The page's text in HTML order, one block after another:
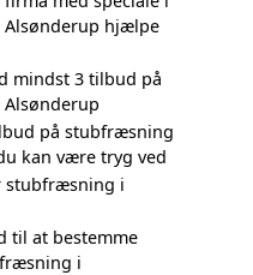
hjælpe
mindst 3 tilbud på
på stubfræsning
kan være tryg ved
stubfræsning i
til at bestemme
i